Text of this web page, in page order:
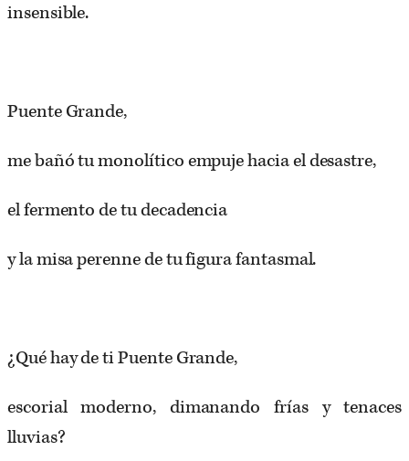
insensible.
Puente Grande,
me bañó tu monolítico empuje hacia el desastre,
el fermento de tu decadencia
y la misa perenne de tu figura fantasmal.
¿Qué hay de ti Puente Grande,
escorial moderno, dimanando frías y tenaces
lluvias?